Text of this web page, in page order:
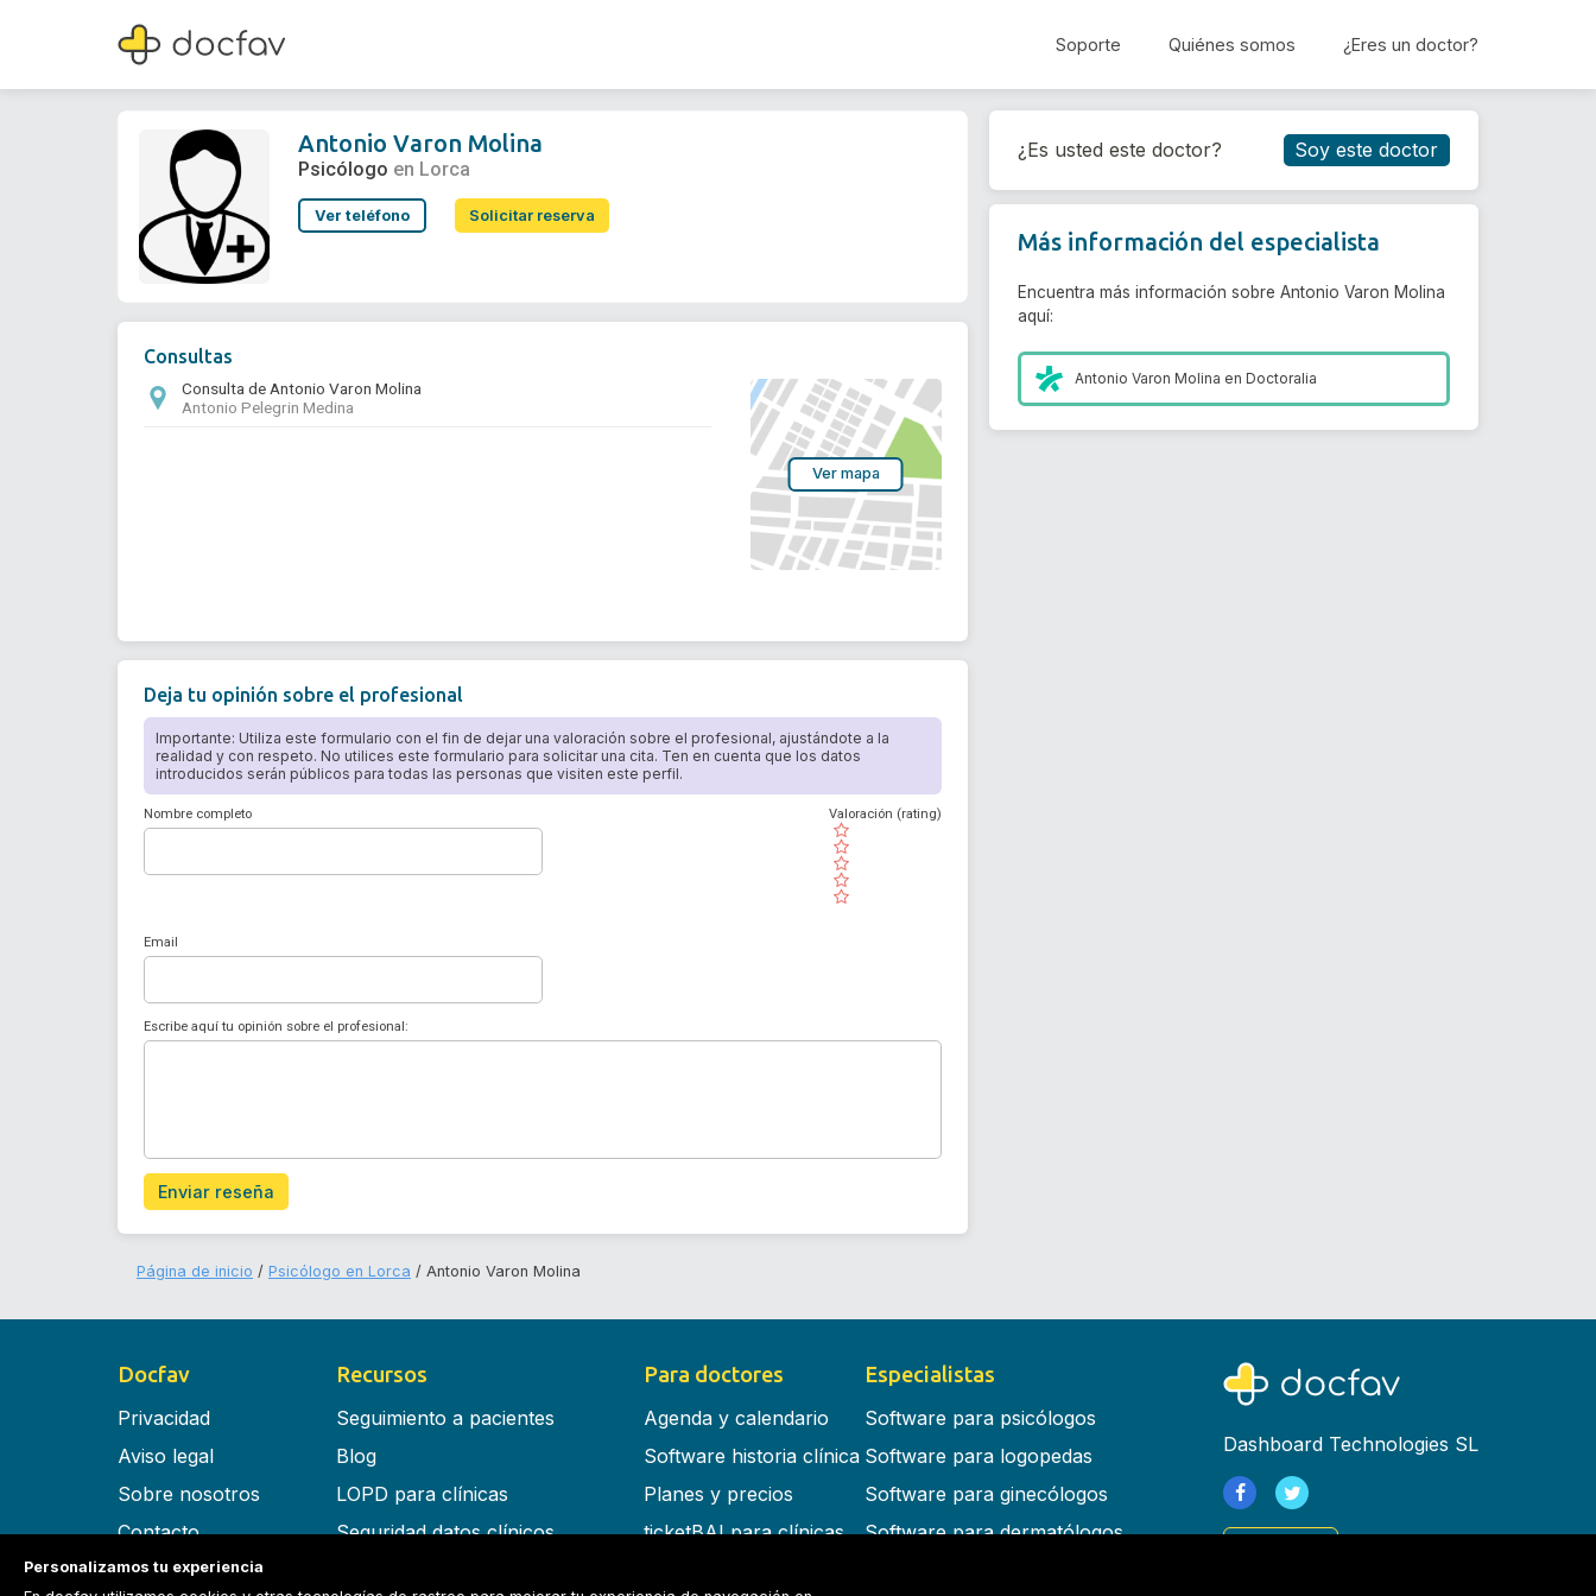
Soporte Quiénes somos ¿Eres un doctor?
Antonio Varon Molina
Psicólogo
Reservar cita
Antonio Varon Molina
Psicólogo en Lorca
Ver teléfono Solicitar reserva
Consultas
Consulta de Antonio Varon Molina
Antonio Pelegrin Medina
Ver mapa
Deja tu opinión sobre el profesional
Importante: Utiliza este formulario con el fin de dejar una valoración sobre el profesional, ajustándote a la
realidad y con respeto. No utilices este formulario para solicitar una cita. Ten en cuenta que los datos
introducidos serán públicos para todas las personas que visiten este perfil.
Nombre completo
( )
( )
( )
( )
( )
Valoración (rating)
Email
Escribe aquí tu opinión sobre el profesional:
Enviar reseña
¿Es usted este doctor? Soy este doctor
Más información del especialista
Encuentra más información sobre Antonio Varon Molina
aquí:
Antonio Varon Molina enDoctoralia
Página de inicio Psicólogo en Lorca Antonio Varon Molina
Docfav
Privacidad
Aviso legal
Sobre nosotros
Contacto
Términos y condiciones
Recursos
Seguimiento a pacientes
Blog
LOPD para clínicas
Seguridad datos clínicos
Para doctores
Agenda y calendario
Software historia clínica
Planes y precios
ticketBAI para clínicas
Especialistas
Software para psicólogos
Software para logopedas
Software para ginecólogos
Software para dermatólogos
Dashboard Technologies SL
Personalizamos tu experiencia